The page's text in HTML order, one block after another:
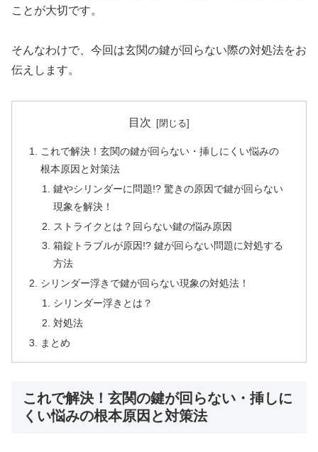
ことが大切です。
そんなわけで、今回は玄関の鍵が回らない際の対処法をお
伝えします。
目次
これで解決！玄関の鍵が回らない・挿しにくい悩みの
根本原因と対策法
鍵やシリンダーに問題!? 驚きの原因で鍵が回らない
現象を解決！
ストライクとは？回らない鍵の悩み原因
箱錠トラブルが原因!? 鍵が回らない問題に対処する
方法
シリンダー浮きで鍵が回らない現象の対処法！
シリンダー浮きとは？
対処法
まとめ
これで解決！玄関の鍵が回らない・挿しに
くい悩みの根本原因と対策法